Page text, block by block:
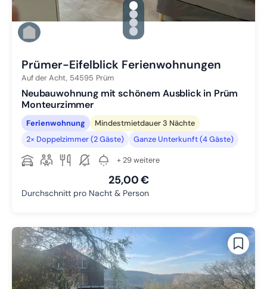
gallery.slide_selector
Zu Slide 1 wechseln
Zu Slide 2 wechseln
Zu Slide 3 wechseln
Zu Slide 4 wechseln
Prümer-Eifelblick Ferienwohnungen
Auf der Acht, 54595 Prüm
Neubauwohnung mit schönem Ausblick in Prüm
Monteurzimmer
Ferienwohnung
Mindestmietdauer 3 Nächte
2× Doppelzimmer (2 Gäste)
Ganze Unterkunft (4 Gäste)
+ 29 weitere
25,00 €
Durchschnitt pro Nacht & Person